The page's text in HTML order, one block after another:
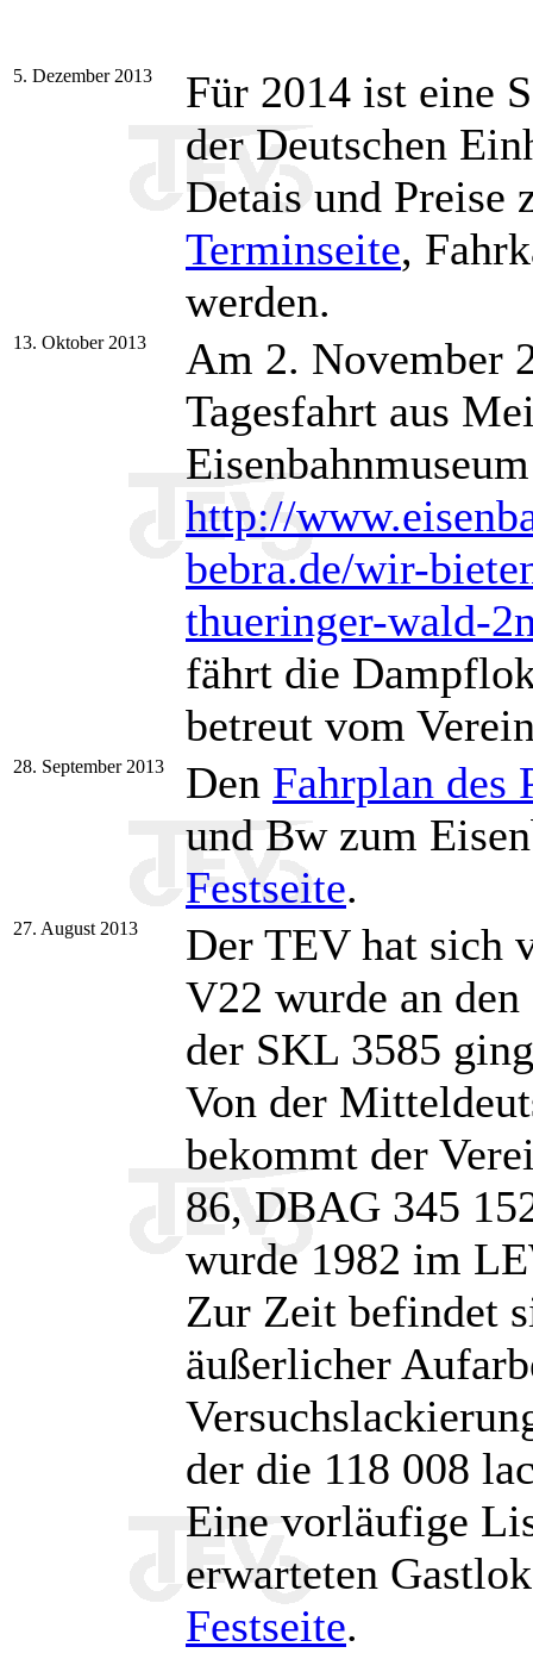
5. Dezember 2013
Für 2014 ist eine
der Deutschen
Detais und Preise
Terminseite,
werden.
13. Oktober 2013
Am 2. November
Tagesfahrt aus
http://
bebra.de/wir-
thueringer-wald-
fährt die
betreut vom
28. September 2013 Den Fahrplan des
und Bw zum
Festseite.
27. August 2013
Der TEV hat sich
V22 wurde an
der SKL 3585
Von der
bekommt der
86, DBAG 345
wurde 1982 im
Zur Zeit befindet
äußerlicher
der die 118 008
Eine vorläufige
erwarteten
Festseite.